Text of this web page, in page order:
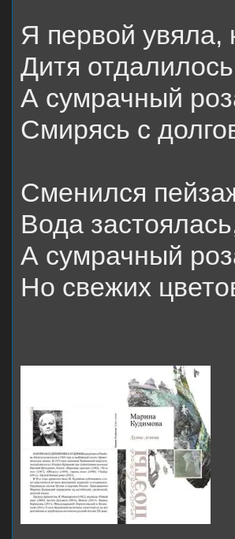
Я первой увяла,
Дитя
А сумрачный
Смирясь с
Сменился
Вода
А сумрачный
Но свежих